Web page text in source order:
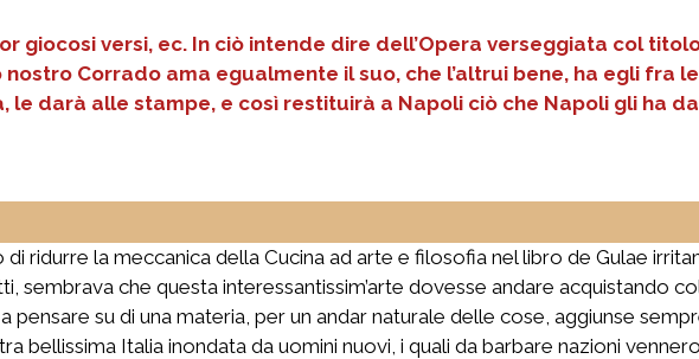
giocosi versi, ec. In ciò intende dire dell’Opera verseggiata col
nostro Corrado ama egualmente il suo, che l’altrui bene, ha egli fra
le darà alle stampe, e così restituirà a Napoli ciò che Napoli gli ha
ridurre la meccanica della Cucina ad arte e filosofia nel libro de Gulae
sembrava che questa interessantissim’arte dovesse andare acquistando
su di una materia, per un andar naturale delle cose, aggiunse
bellissima Italia inondata da uomini nuovi, i quali da barbare nazioni